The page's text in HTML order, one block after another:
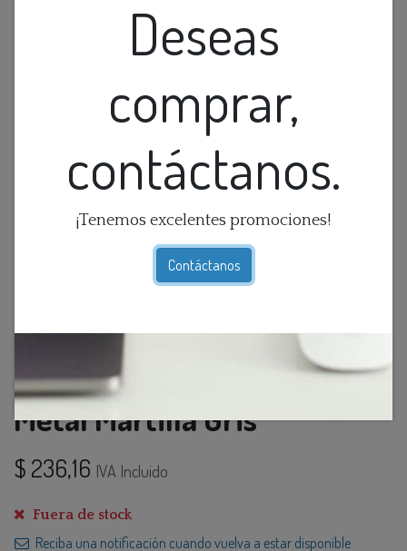
Deseas
comprar,
contáctanos.
¡Tenemos excelentes promociones!
Contáctanos
Lamp. Mesa Con Base De
Metal Martilla Gris
$ 236,16 IVA Incluido
Fuera de stock
Reciba una notificación cuando vuelva a estar disponible